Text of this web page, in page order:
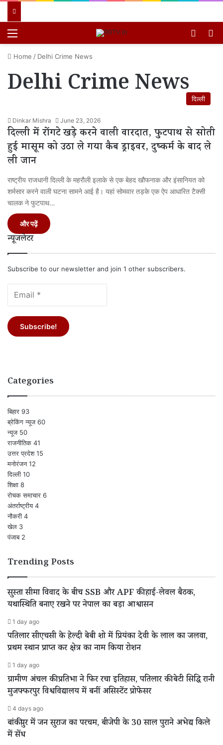
Home / Delhi Crime News
Delhi Crime News दिल्ली
Dinkar Mishra June 23, 2026
दिल्ली में रोंगटे खड़े करने वाली वारदात, फुटपाथ से सोती
हुई मासूम को उठा ले गया कैब ड्राइवर, दुष्कर्म के बाद ले
ली जान
राष्ट्रीय राजधानी दिल्ली के महरौली इलाके से एक बेहद खौफनाक और इंसानियत को
शर्मसार करने वाली घटना सामने आई है। यहां सोमवार तड़के एक ऐप आधारित टैक्सी
चालक ने फुटपाथ…
और पढ़ें
न्यूजलेटर
Subscribe to our newsletter and join 1 other subscribers.
Categories
बिहार 93
ब्रेकिंग न्यूज 60
न्यूज 50
राजनीतिक 41
उत्तर प्रदेश 15
मनोरंजन 12
दिल्ली 10
शिक्षा 8
रोचक समाचार 6
अंतर्राष्ट्रीय 4
नौकरी 4
खेल 3
पंजाब 2
Trending Posts
सुस्ता सीमा विवाद के बीच SSB और APF की हाई-लेवल बैठक,
यथास्थिति बनाए रखने पर नेपाल का बड़ा आश्वासन
1 day ago
पतिलार सीएचसी के हेल्दी बेबी शो में प्रियंका देवी के लाल का जलवा,
प्रथम स्थान प्राप्त कर क्षेत्र का नाम किया रोशन
1 day ago
ग्रामीण अंचल की प्रतिभा ने फिर रचा इतिहास, पतिलार की बेटी सिद्धि रानी
मुजफ्फरपुर विश्वविद्यालय में बनीं असिस्टेंट प्रोफेसर
4 days ago
बांकीपुर में जन सुराज का परचम, बीजेपी के 30 साल पुराने अभेद्य किले
में सेंध